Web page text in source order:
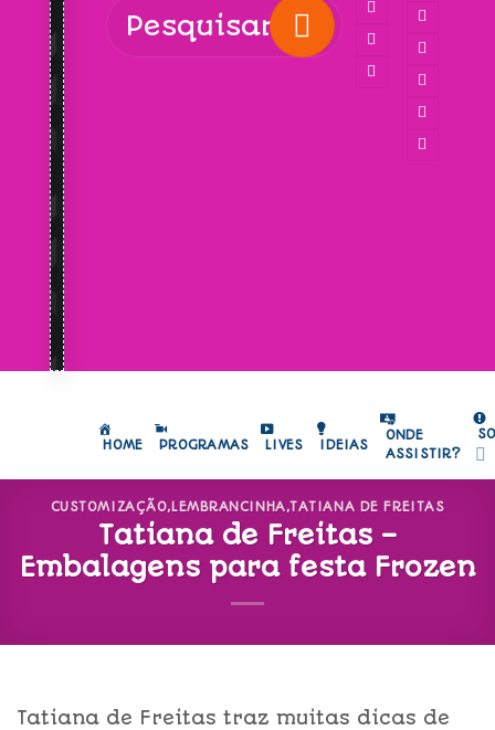
HOME PROGRAMAS LIVES IDEIAS
ONDE
ASSISTIR?
CUSTOMIZAÇÃO, LEMBRANCINHA,TATIANA DE FREITAS
Tatiana de Freitas –
Embalagens para festa Frozen
Tatiana de Freitas traz muitas dicas de